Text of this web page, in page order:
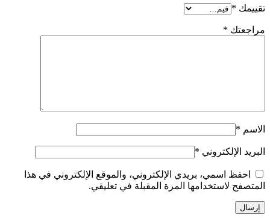
تقييمك *
مراجعتك *
الاسم *
البريد الإلكتروني *
احفظ اسمي، بريدي الإلكتروني، والموقع الإلكتروني في هذا
المتصفح لاستخدامها المرة المقبلة في تعليقي.